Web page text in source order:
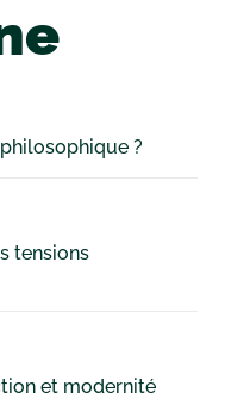
?
tensions
et modernité